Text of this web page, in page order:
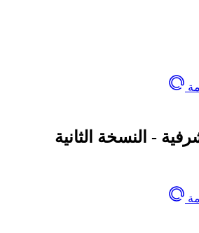
- النسخة الثانية